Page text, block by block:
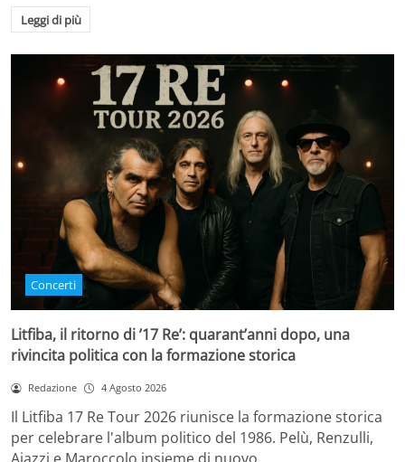
Leggi di più
Concerti
Litfiba, il ritorno di ’17 Re’: quarant’anni dopo, una
rivincita politica con la formazione storica
Redazione 4 Agosto 2026
Il Litfiba 17 Re Tour 2026 riunisce la formazione storica
per celebrare l'album politico del 1986. Pelù, Renzulli,